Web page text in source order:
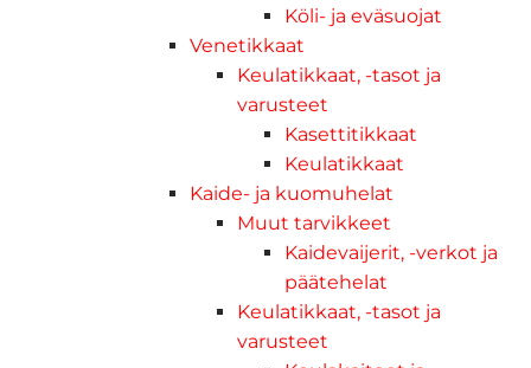
Köli- ja eväsuojat
Venetikkaat
Keulatikkaat, -tasot ja
varusteet
Kasettitikkaat
Keulatikkaat
Kaide- ja kuomuhelat
Muut tarvikkeet
Kaidevaijerit, -verkot ja
päätehelat
Keulatikkaat, -tasot ja
varusteet